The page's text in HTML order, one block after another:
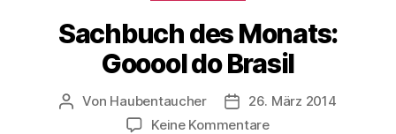
Sachbuch des Monats:
Gooool do Brasil
Beitragsautor
Von Haubentaucher Veröffentlichungsdatum
26. März 2014
Keine Kommentarezu